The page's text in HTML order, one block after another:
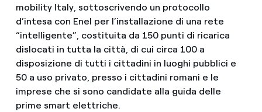
mobility Italy, sottoscrivendo un protocollo
d’intesa con Enel per l’installazione di una rete
“intelligente”, costituita da 150 punti di ricarica
dislocati in tutta la città, di cui circa 100 a
disposizione di tutti i cittadini in luoghi pubblici e
50 a uso privato, presso i cittadini romani e le
imprese che si sono candidate alla guida delle
prime smart elettriche.